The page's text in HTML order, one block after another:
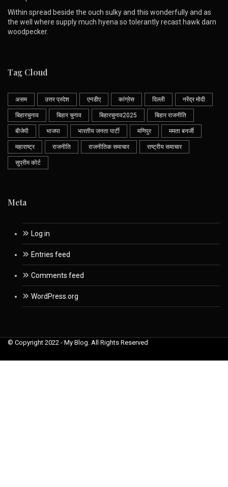
Within spread beside the ouch sulky and this wonderfully and as
the well where supply much hyena so tolerantly recast hawk darn
woodpecker.
Tag Cloud
असम उत्तर प्रदेश एनडीए कांग्रेस दिल्ली नरेंद्र मोदी
बिहारचुनाव बिहार चुनाव बिहारचुनाव2025 बिहार राजनीति
बीजेपी भाजपा भारतीय जनता पार्टी मणिपुर ममता बनर्जी
महाराष्ट्र राजनीति राजनीतिक समाचार राष्ट्रीय समाचार
सुप्रीम कोर्ट
Meta
Log in
Entries feed
Comments feed
WordPress.org
© Copyright 2022 - My Blog. All Rights Reserved